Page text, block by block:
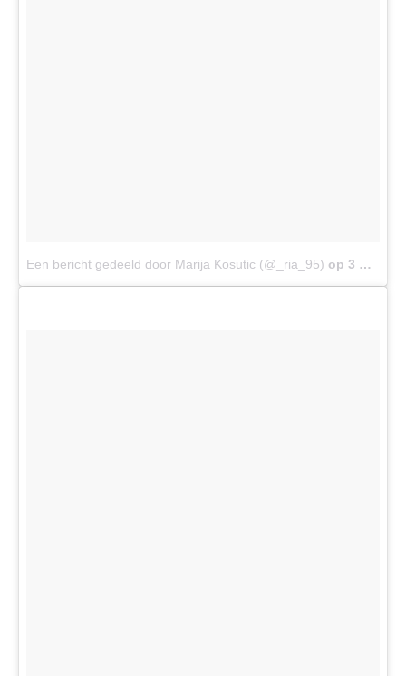
Een bericht gedeeld door Marija Kosutic (@_ria_95) op 3 Nov 2017 om 2:37 (PDT)